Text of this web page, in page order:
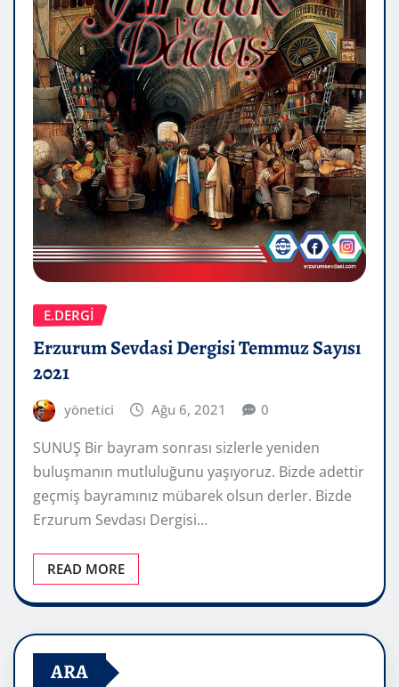
E.DERGİ
Erzurum Sevdasi Dergisi Temmuz Sayısı
2021
yönetici Ağu 6, 2021 0
SUNUŞ Bir bayram sonrası sizlerle yeniden
buluşmanın mutluluğunu yaşıyoruz. Bizde adettir
geçmiş bayramınız mübarek olsun derler. Bizde
Erzurum Sevdası Dergisi…
READ MORE
ARA